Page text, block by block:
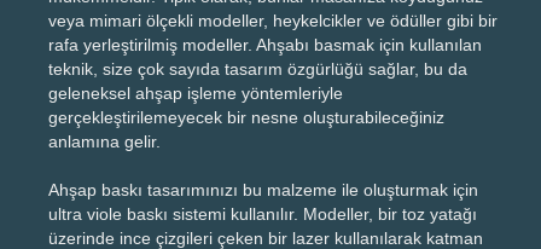
veya mimari ölçekli modeller, heykelcikler ve ödüller gibi bir
rafa yerleştirilmiş modeller. Ahşabı basmak için kullanılan
teknik, size çok sayıda tasarım özgürlüğü sağlar, bu da
geleneksel ahşap işleme yöntemleriyle
gerçekleştirilemeyecek bir nesne oluşturabileceğiniz
anlamına gelir.
Ahşap baskı tasarımınızı bu malzeme ile oluşturmak için
ultra viole baskı sistemi kullanılır. Modeller, bir toz yatağı
üzerinde ince çizgileri çeken bir lazer kullanılarak katman